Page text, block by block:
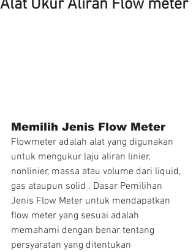
Alat Ukur Aliran Flow meter
Memilih Jenis Flow Meter
Flowmeter adalah alat yang digunakan
untuk mengukur laju aliran linier,
nonlinier, massa atau volume dari liquid,
gas ataupun solid . Dasar Pemilihan
Jenis Flow Meter untuk mendapatkan
flow meter yang sesuai adalah
memahami dengan benar tentang
persyaratan yang ditentukan